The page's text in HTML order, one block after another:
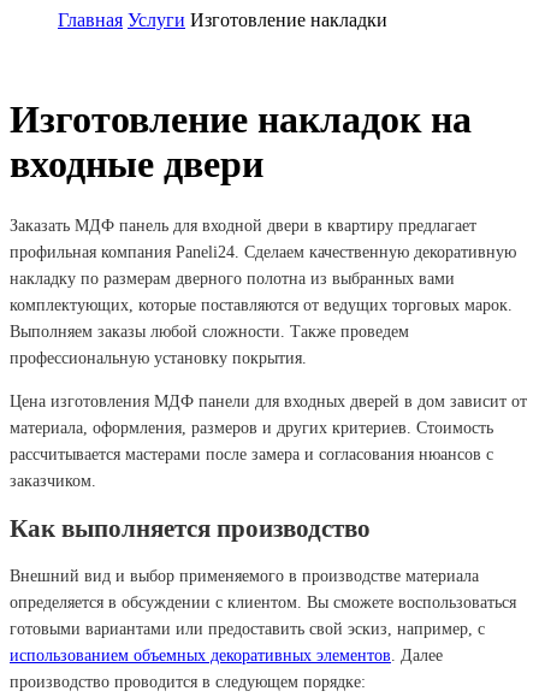
Главная Услуги Изготовление накладки
Изготовление накладок на
входные двери
Заказать МДФ панель для входной двери в квартиру предлагает
профильная компания Paneli24. Сделаем качественную декоративную
накладку по размерам дверного полотна из выбранных вами
комплектующих, которые поставляются от ведущих торговых марок.
Выполняем заказы любой сложности. Также проведем
профессиональную установку покрытия.
Цена изготовления МДФ панели для входных дверей в дом зависит от
материала, оформления, размеров и других критериев. Стоимость
рассчитывается мастерами после замера и согласования нюансов с
заказчиком.
Как выполняется производство
Внешний вид и выбор применяемого в производстве материала
определяется в обсуждении с клиентом. Вы сможете воспользоваться
готовыми вариантами или предоставить свой эскиз, например, с
использованием объемных декоративных элементов . Далее
производство проводится в следующем порядке: